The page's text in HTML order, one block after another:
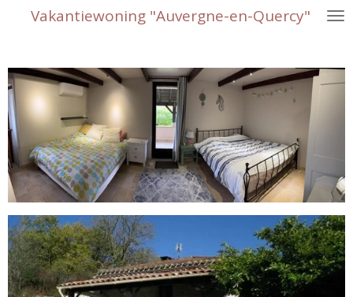
de
hoofdinhoud
Vakantiewoning "Auvergne-en-Quercy"